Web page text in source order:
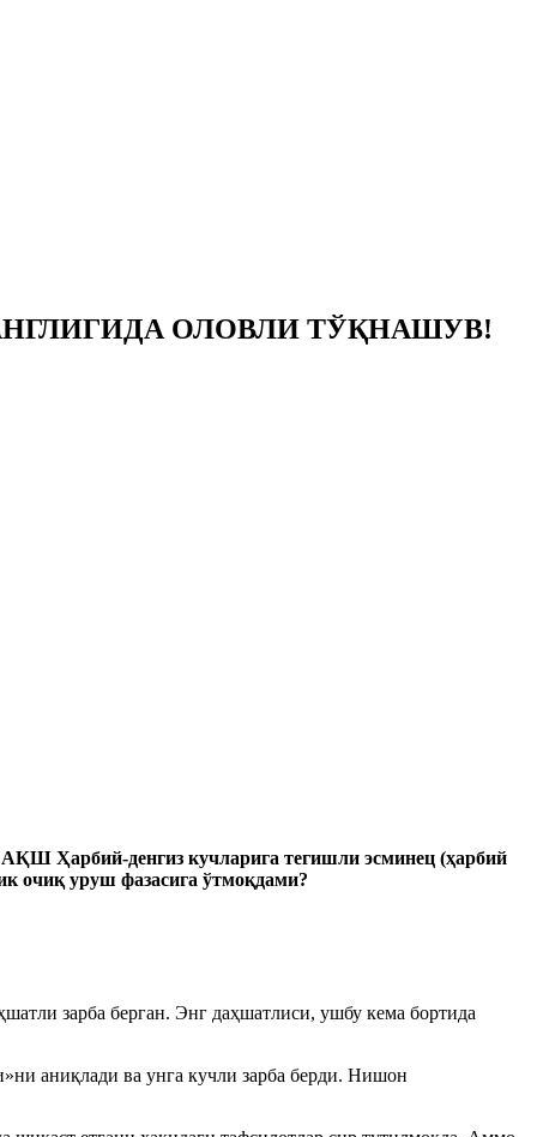
ОЛОВЛИ ТЎҚНАШУВ!
Ҳарбий-денгиз кучларига тегишли эсминец (ҳарбий
очиқ уруш фазасига ўтмоқдами?
зарба берган. Энг даҳшатлиси, ушбу кема бортида
аниқлади ва унга кучли зарба берди. Нишон